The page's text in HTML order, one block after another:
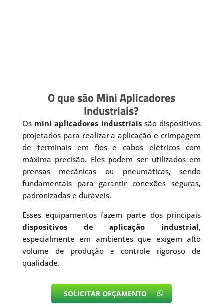
O que são Mini Aplicadores
Industriais?
Os mini aplicadores industriaissão dispositivos
projetados para realizar a aplicação e crimpagem
de terminais em fios e cabos elétricos com
máxima precisão. Eles podem ser utilizados em
prensas mecânicas ou pneumáticas, sendo
fundamentais para garantir conexões seguras,
padronizadas e duráveis.
Esses equipamentos fazem parte dos principais
dispositivos de aplicação industrial,
especialmente em ambientes que exigem alto
volume de produção e controle rigoroso de
qualidade.
SOLICITAR ORÇAMENTO